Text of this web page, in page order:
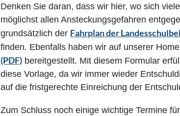
Denken Sie daran, dass wir hier, wo sich
möglichst allen Ansteckungsgefahren
grundsätzlich der Fahrplan der
finden. Ebenfalls haben wir auf unserer
(PDF) bereitgestellt. Mit diesem Formular
diese Vorlage, da wir immer wieder
auf die fristgerechte Einreichung der
Zum Schluss noch einige wichtige Termine